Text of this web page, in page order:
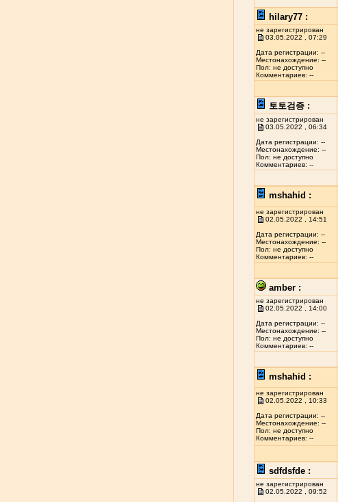
hilary77 :
не зарегистрирован
03.05.2022 , 07:29
Дата регистрации: --
Местонахождение: --
Пол: не доступно
Комментариев: --
토토검증 :
не зарегистрирован
03.05.2022 , 06:34
Дата регистрации: --
Местонахождение: --
Пол: не доступно
Комментариев: --
mshahid :
не зарегистрирован
02.05.2022 , 14:51
Дата регистрации: --
Местонахождение: --
Пол: не доступно
Комментариев: --
amber :
не зарегистрирован
02.05.2022 , 14:00
Дата регистрации: --
Местонахождение: --
Пол: не доступно
Комментариев: --
mshahid :
не зарегистрирован
02.05.2022 , 10:33
Дата регистрации: --
Местонахождение: --
Пол: не доступно
Комментариев: --
sdfdsfde :
не зарегистрирован
02.05.2022 , 09:52